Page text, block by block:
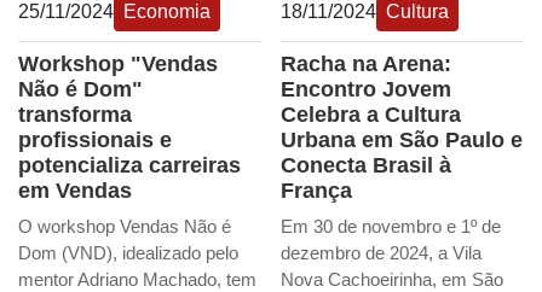
25/11/2024 Economia
Workshop "Vendas
Não é Dom"
transforma
profissionais e
potencializa carreiras
em Vendas
O workshop Vendas Não é
Dom (VND), idealizado pelo
mentor Adriano Machado, tem
18/11/2024 Cultura
Racha na Arena:
Encontro Jovem
Celebra a Cultura
Urbana em São Paulo e
Conecta Brasil à
França
Em 30 de novembro e 1º de
dezembro de 2024, a Vila
Nova Cachoeirinha, em São